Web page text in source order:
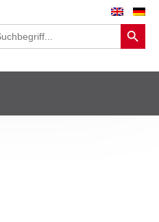
Search Button